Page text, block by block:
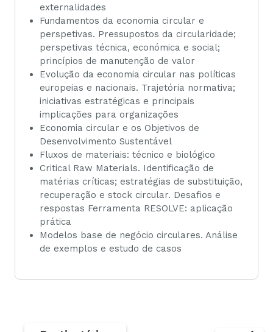
externalidades
Fundamentos da economia circular e
perspetivas. Pressupostos da circularidade;
perspetivas técnica, económica e social;
princípios de manutenção de valor
Evolução da economia circular nas políticas
europeias e nacionais. Trajetória normativa;
iniciativas estratégicas e principais
implicações para organizações
Economia circular e os Objetivos de
Desenvolvimento Sustentável
Fluxos de materiais: técnico e biológico
Critical Raw Materials. Identificação de
matérias críticas; estratégias de substituição,
recuperação e stock circular. Desafios e
respostas Ferramenta RESOLVE: aplicação
prática
Modelos base de negócio circulares. Análise
de exemplos e estudo de casos